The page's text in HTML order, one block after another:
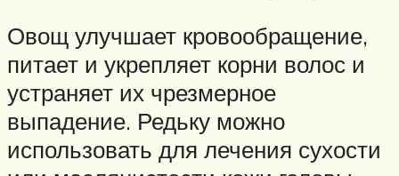
Овощ улучшает кровообращение,
питает и укрепляет корни волос и
устраняет их чрезмерное
выпадение. Редьку можно
использовать для лечения сухости